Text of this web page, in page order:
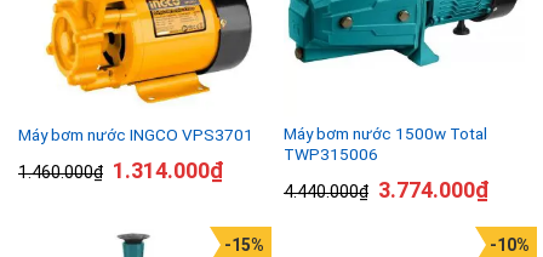
Máy bơm nước INGCO VPS3701
1.460.000₫ 1.314.000₫
Máy bơm nước 1500w Total
TWP315006
4.440.000₫ 3.774.000₫
-15% -10%